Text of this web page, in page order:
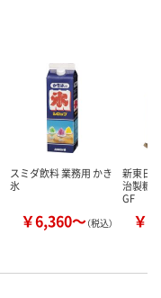
スミダ飲料 業務用 かき
氷
￥6,360～（税込）
新東日
治製糖
GF
￥